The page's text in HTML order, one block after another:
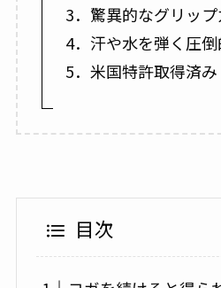
3．驚異的なグリップ
4．汗や水を弾く圧
5．米国特許取得済み
目次